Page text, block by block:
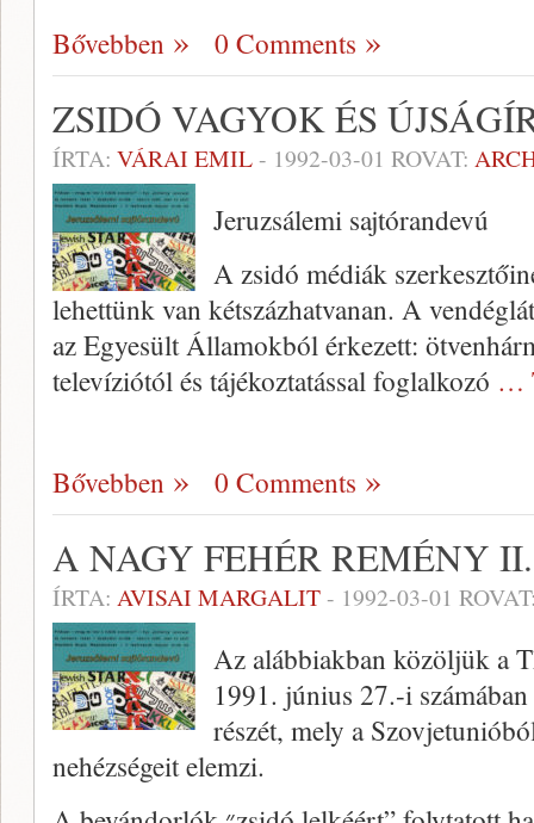
Bővebben
0 Comments
ZSIDÓ VAGYOK ÉS
ÍRTA: VÁRAI EMIL- 1992-03-01 ROVAT:
Jeruzsálemi sajtórandevú
A zsidó médiák
lehettünk van kétszázhatvanan. A
az Egyesült Államokból érkezett:
televíziótól és tájékoztatással foglalkozó …
Bővebben 0 Comments
A NAGY FEHÉR REMÉNY II.
ÍRTA: AVISAI MARGALIT- 1992-03-01
Az alábbiakban közöljük a
1991. június 27.-i
részét, mely a
nehézségeit elemzi.